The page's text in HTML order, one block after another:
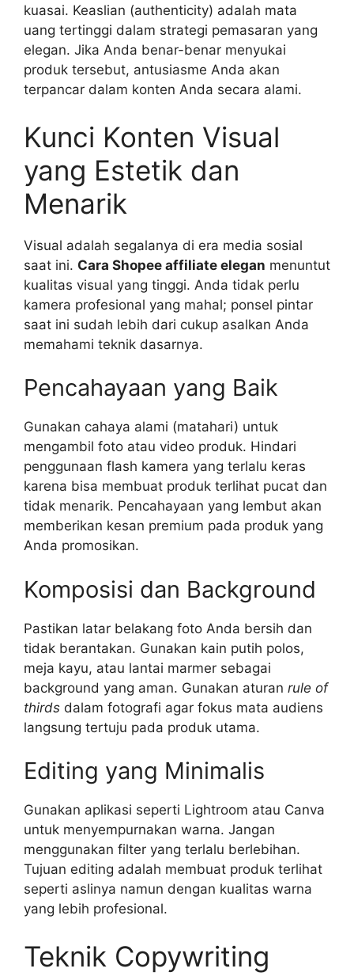
kuasai. Keaslian (authenticity) adalah mata
uang tertinggi dalam strategi pemasaran yang
elegan. Jika Anda benar-benar menyukai
produk tersebut, antusiasme Anda akan
terpancar dalam konten Anda secara alami.
Kunci Konten Visual
yang Estetik dan
Menarik
Visual adalah segalanya di era media sosial
saat ini. Cara Shopee affiliate elegan menuntut
kualitas visual yang tinggi. Anda tidak perlu
kamera profesional yang mahal; ponsel pintar
saat ini sudah lebih dari cukup asalkan Anda
memahami teknik dasarnya.
Pencahayaan yang Baik
Gunakan cahaya alami (matahari) untuk
mengambil foto atau video produk. Hindari
penggunaan flash kamera yang terlalu keras
karena bisa membuat produk terlihat pucat dan
tidak menarik. Pencahayaan yang lembut akan
memberikan kesan premium pada produk yang
Anda promosikan.
Komposisi dan Background
Pastikan latar belakang foto Anda bersih dan
tidak berantakan. Gunakan kain putih polos,
meja kayu, atau lantai marmer sebagai
background yang aman. Gunakan aturan rule of
thirds dalam fotografi agar fokus mata audiens
langsung tertuju pada produk utama.
Editing yang Minimalis
Gunakan aplikasi seperti Lightroom atau Canva
untuk menyempurnakan warna. Jangan
menggunakan filter yang terlalu berlebihan.
Tujuan editing adalah membuat produk terlihat
seperti aslinya namun dengan kualitas warna
yang lebih profesional.
Teknik Copywriting